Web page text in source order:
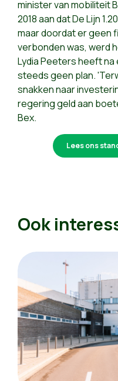
minister van mobiliteit
2018 aan dat De Lijn
maar doordat er geen
verbonden was, werd
Lydia Peeters heeft
steeds geen plan.
snakken naar
regering geld aan
Bex.
Lees ons
Ook